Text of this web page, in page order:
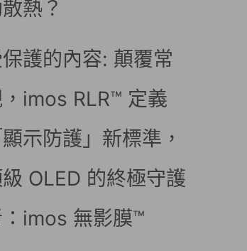
熱？
護的內容: 顛覆常
imos RLR™ 定義
顯示防護」新標準，
OLED 的終極守護
imos 無影膜™